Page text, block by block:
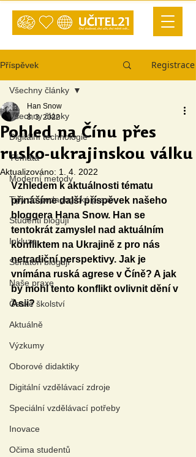
Příspěvek Registrace
Všechny články
Digitální technologie
Témata
Moderní metody
Tipy do pedagogické praxe
Studenti blogují
Inkluze
Senátoři blogují
Naše praxe
České školství
Aktuálně
Výzkumy
Oborové didaktiky
Digitální vzdělávací zdroje
Speciální vzdělávací potřeby
Inovace
Očima studentů
Všechny články
Pohled na Čínu přes
rusko-ukrajinskou válku
Han Snow
8. 3. 2022
Aktualizováno: 1. 4. 2022
Vzhledem k aktuálnosti tématu
přinášíme další příspěvek našeho
bloggera Hana Snow. Han se
tentokrát zamyslel nad aktuálním
konfliktem na Ukrajině z pro nás
netradiční perspektivy. Jak je
vnímána ruská agrese v Číně? A jak
by mohl tento konflikt ovlivnit dění v
Asii?